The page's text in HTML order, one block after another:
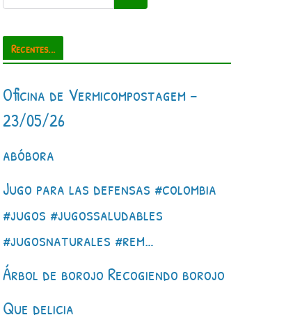
Recentes...
Oficina de Vermicompostagem –
23/05/26
abóbora
Jugo para las defensas #colombia
#jugos #jugossaludables
#jugosnaturales #rem…
Árbol de borojo Recogiendo borojo
Que delicia